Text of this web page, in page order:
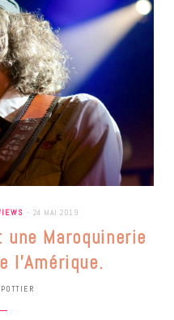
24 MAI 2019
Maroquinerie
l’Amérique.